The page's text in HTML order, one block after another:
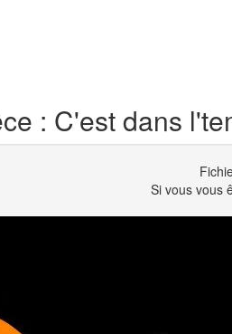
: C'est dans
Si vous vous